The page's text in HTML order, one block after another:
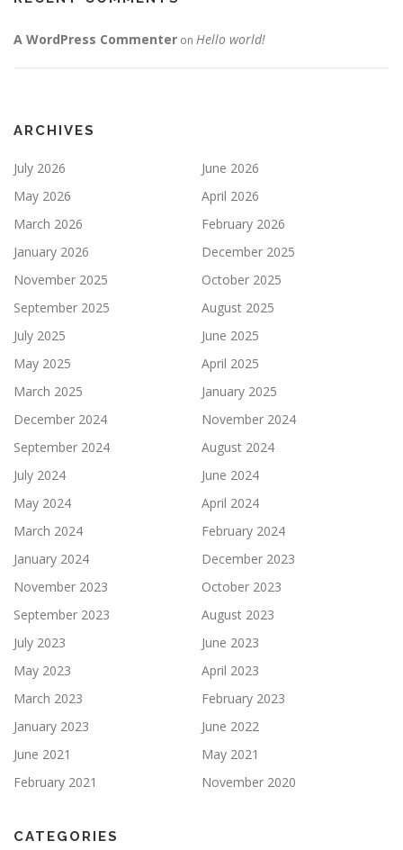
A WordPress Commenter on Hello world!
ARCHIVES
July 2026
June 2026
May 2026
April 2026
March 2026
February 2026
January 2026
December 2025
November 2025
October 2025
September 2025
August 2025
July 2025
June 2025
May 2025
April 2025
March 2025
January 2025
December 2024
November 2024
September 2024
August 2024
July 2024
June 2024
May 2024
April 2024
March 2024
February 2024
January 2024
December 2023
November 2023
October 2023
September 2023
August 2023
July 2023
June 2023
May 2023
April 2023
March 2023
February 2023
January 2023
June 2022
June 2021
May 2021
February 2021
November 2020
CATEGORIES